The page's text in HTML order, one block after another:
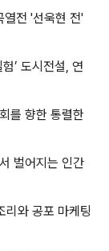
열전 '선욱현 전'
’ 도시전설, 연
를 향한 통렬한
벌어지는 인간
리와 공포 마케팅